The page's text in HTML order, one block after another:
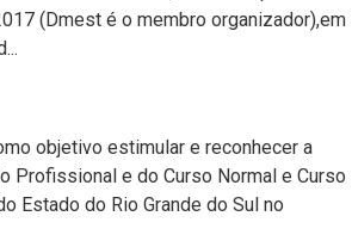
(Dmest é o membro organizador),em
objetivo estimular e reconhecer a
Profissional e do Curso Normal e Curso
Estado do Rio Grande do Sul no